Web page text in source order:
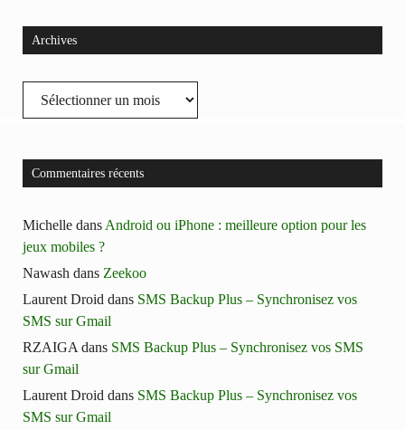
Archives
Archives
Commentaires récents
Michelle dans Android ou iPhone : meilleure option pour les
jeux mobiles ?
Nawash dans Zeekoo
Laurent Droid dans SMS Backup Plus – Synchronisez vos
SMS sur Gmail
RZAIGA dans SMS Backup Plus – Synchronisez vos SMS
sur Gmail
Laurent Droid dans SMS Backup Plus – Synchronisez vos
SMS sur Gmail